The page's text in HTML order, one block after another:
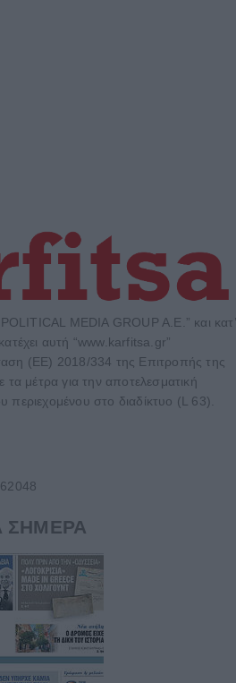
MEDIA GROUP A.E.” και κατ’
αυτή “www.karfitsa.gr”
(ΕΕ) 2018/334 της Επιτροπής της
μέτρα για την αποτελεσματική
στο διαδίκτυο (L 63).
ΣΗΜΕΡΑ